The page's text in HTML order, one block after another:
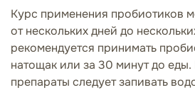
Курс применения пробиотиков
от нескольких дней до
рекомендуется принимать
натощак или за 30 минут до
препараты следует запивать